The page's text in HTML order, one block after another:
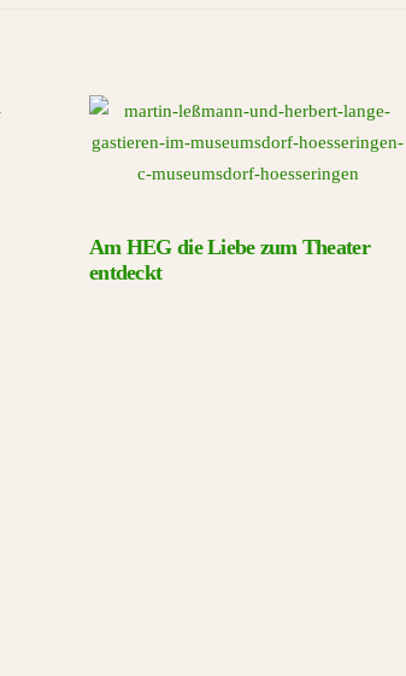
Am HEG die Liebe zum Theater
entdeckt